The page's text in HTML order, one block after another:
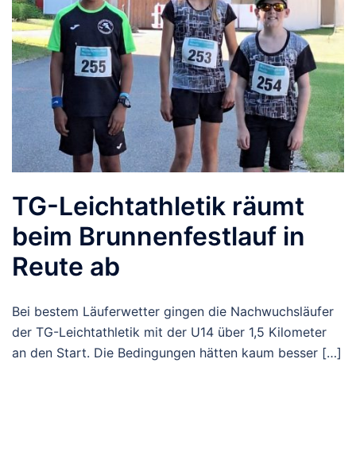
TG-Leichtathletik räumt
beim Brunnenfestlauf in
Reute ab
Bei bestem Läuferwetter gingen die Nachwuchsläufer
der TG-Leichtathletik mit der U14 über 1,5 Kilometer
an den Start. Die Bedingungen hätten kaum besser […]